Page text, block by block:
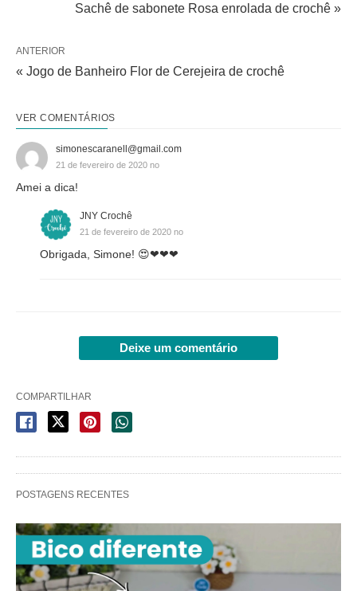
Sachê de sabonete Rosa enrolada de crochê »
ANTERIOR
« Jogo de Banheiro Flor de Cerejeira de crochê
VER COMENTÁRIOS
simonescaranell@gmail.com
21 de fevereiro de 2020 no
Amei a dica!
JNY Crochê
21 de fevereiro de 2020 no
Obrigada, Simone! 😍❤❤❤
Deixe um comentário
COMPARTILHAR
POSTAGENS RECENTES